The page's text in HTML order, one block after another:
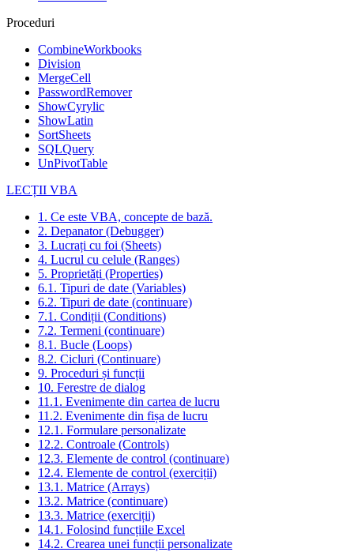
Proceduri
CombineWorkbooks
Division
MergeCell
PasswordRemover
ShowCyrylic
ShowLatin
SortSheets
SQLQuery
UnPivotTable
LECȚII VBA
1. Ce este VBA, concepte de bază.
2. Depanator (Debugger)
3. Lucrați cu foi (Sheets)
4. Lucrul cu celule (Ranges)
5. Proprietăți (Properties)
6.1. Tipuri de date (Variables)
6.2. Tipuri de date (continuare)
7.1. Condiții (Conditions)
7.2. Termeni (continuare)
8.1. Bucle (Loops)
8.2. Cicluri (Continuare)
9. Proceduri și funcții
10. Ferestre de dialog
11.1. Evenimente din cartea de lucru
11.2. Evenimente din fișa de lucru
12.1. Formulare personalizate
12.2. Controale (Controls)
12.3. Elemente de control (continuare)
12.4. Elemente de control (exerciții)
13.1. Matrice (Arrays)
13.2. Matrice (continuare)
13.3. Matrice (exerciții)
14.1. Folosind funcțiile Excel
14.2. Crearea unei funcții personalizate